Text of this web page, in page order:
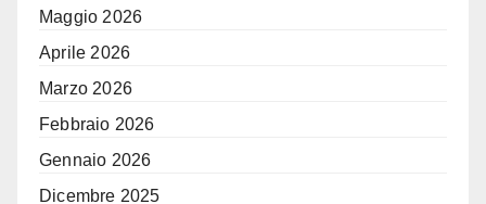
Maggio 2026
Aprile 2026
Marzo 2026
Febbraio 2026
Gennaio 2026
Dicembre 2025